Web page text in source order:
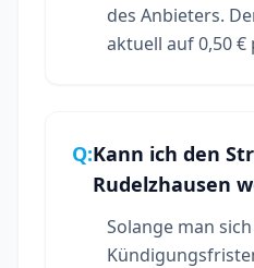
des Anbieters.
aktuell auf 0,50
Q:Kann ich den
Rudelzhausen
Solange man